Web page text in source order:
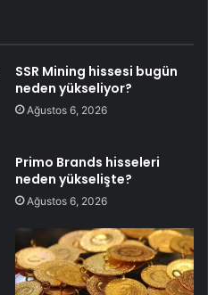
SSR Mining hissesi bugün
neden yükseliyor?
Ağustos 6, 2026
Primo Brands hisseleri
neden yükselişte?
Ağustos 6, 2026